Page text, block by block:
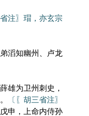
省注〗瑁，亦玄宗
滔知幽州、卢龙
为卫州刺史，
〔〖胡三省注〗
戊申，上命内侍孙